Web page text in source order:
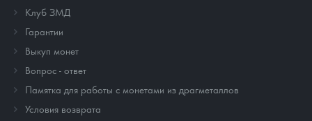
Клуб ЗМД
Гарантии
Выкуп монет
Вопрос - ответ
Памятка для работы с монетами из драгметаллов
Условия возврата